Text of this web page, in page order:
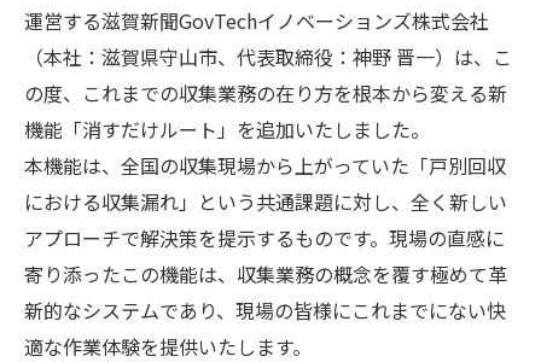
運営する滋賀新聞GovTechイノベーションズ株式会社
（本社：滋賀県守山市、代表取締役：神野 晋一）は、こ
の度、これまでの収集業務の在り方を根本から変える新
機能「消すだけルート」を追加いたしました。
本機能は、全国の収集現場から上がっていた「戸別回収
における収集漏れ」という共通課題に対し、全く新しい
アプローチで解決策を提示するものです。現場の直感に
寄り添ったこの機能は、収集業務の概念を覆す極めて革
新的なシステムであり、現場の皆様にこれまでにない快
適な作業体験を提供いたします。